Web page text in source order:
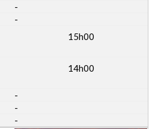
-
-
15h00
14h00
-
-
-